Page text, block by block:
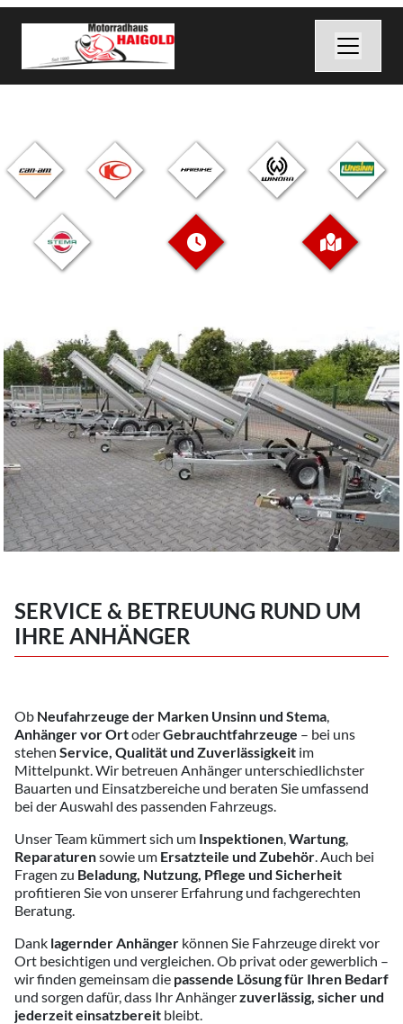
SERVICE & BETREUUNG RUND UM
IHRE ANHÄNGER
Ob Neufahrzeuge der Marken Unsinn und Stema,
Anhänger vor OrtoderGebrauchtfahrzeuge – bei uns
stehen Service, Qualität und Zuverlässigkeit im
Mittelpunkt. Wir betreuen Anhänger unterschiedlichster
Bauarten und Einsatzbereiche und beraten Sie umfassend
bei der Auswahl des passenden Fahrzeugs.
Unser Team kümmert sich um Inspektionen,Wartung,
Reparaturensowie um Ersatzteile und Zubehör. Auch bei
Fragen zu Beladung, Nutzung, Pflege und Sicherheit
profitieren Sie von unserer Erfahrung und fachgerechten
Beratung.
Dank lagernder Anhänger können Sie Fahrzeuge direkt vor
Ort besichtigen und vergleichen. Ob privat oder gewerblich –
wir finden gemeinsam die passende Lösung für Ihren Bedarf
und sorgen dafür, dass Ihr Anhängerzuverlässig, sicher und
jederzeit einsatzbereit bleibt.